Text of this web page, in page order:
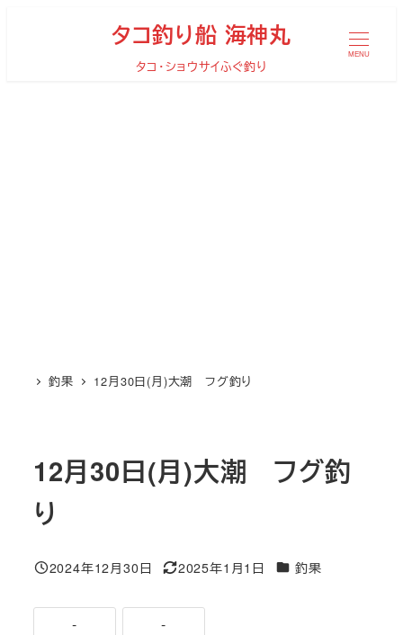
タコ釣り船 海神丸
タコ・ショウサイふぐ釣り
MENU
釣果 12月30日(月)大潮 フグ釣り
12月30日(月)大潮 フグ釣
り
投稿日
2024年12月30日
更新日
2025年1月1日 カテゴリー
釣果
- -